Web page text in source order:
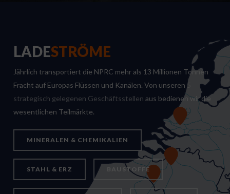
LADESTRÖME
Jährlich transportiert die NPRC mehr als 13 Millionen Tonnen
Fracht auf Europas Flüssen und Kanälen. Von unseren 5
strategisch gelegenen Geschäftsstellen aus bedienen wir die
wesentlichen Teilmärkte.
MINERALEN & CHEMIKALIEN
STAHL & ERZ BAUSTOFFE